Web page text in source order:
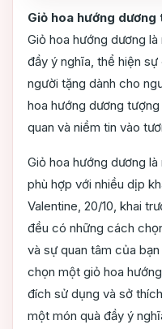
Giỏ hoa hướng dương
Giỏ hoa hướng dương
đầy ý nghĩa, thể hiện
người tặng dành cho
hoa hướng dương
quan và niềm tin vào
Giỏ hoa hướng dương
phù hợp với nhiều dịp
Valentine, 20/10, khai
đều có những cách
và sự quan tâm của
chọn một giỏ hoa
đích sử dụng và sở
một món quà đầy ý